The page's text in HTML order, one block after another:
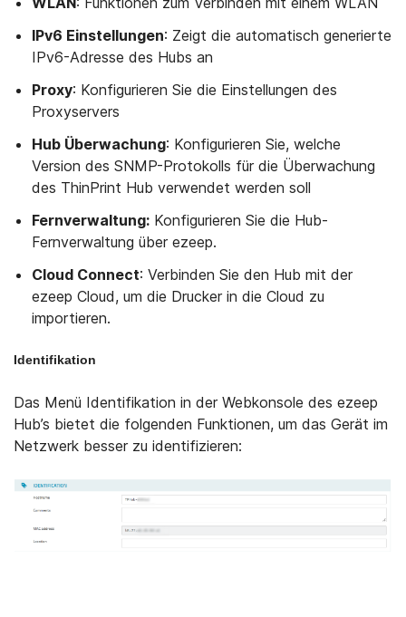
IPv6 Einstellungen: Zeigt die automatisch generierte
IPv6-Adresse des Hubs an
Proxy: Konfigurieren Sie die Einstellungen des
Proxyservers
Hub Überwachung: Konfigurieren Sie, welche
Version des SNMP-Protokolls für die Überwachung
des ThinPrint Hub verwendet werden soll
Fernverwaltung: Konfigurieren Sie die Hub-
Fernverwaltung über ezeep.
Cloud Connect: Verbinden Sie den Hub mit der
ezeep Cloud, um die Drucker in die Cloud zu
importieren.
Identifikation
Das Menü Identifikation in der Webkonsole des ezeep
Hub’s bietet die folgenden Funktionen, um das Gerät im
Netzwerk besser zu identifizieren: